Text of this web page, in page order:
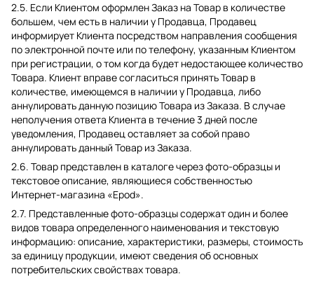
2.5. Если Клиентом оформлен Заказ на Товар в количестве
большем, чем есть в наличии у Продавца, Продавец
информирует Клиента посредством направления сообщения
по электронной почте или по телефону, указанным Клиентом
при регистрации, о том когда будет недостающее количество
Товара. Клиент вправе согласиться принять Товар в
количестве, имеющемся в наличии у Продавца, либо
аннулировать данную позицию Товара из Заказа. В случае
неполучения ответа Клиента в течение 3 дней после
уведомления, Продавец оставляет за собой право
аннулировать данный Товар из Заказа.
2.6. Товар представлен в каталоге через фото-образцы и
текстовое описание, являющиеся собственностью
Интернет-магазина «Epod».
2.7. Представленные фото-образцы содержат один и более
видов товара определенного наименования и текстовую
информацию: описание, характеристики, размеры, стоимость
за единицу продукции, имеют сведения об основных
потребительских свойствах товара.